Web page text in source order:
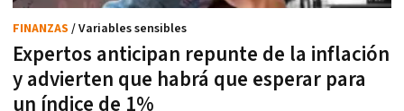
Expertos anticipan repunte de la inflación
y advierten que habrá que esperar para
un índice de 1%
FINANZAS / Variables sensibles